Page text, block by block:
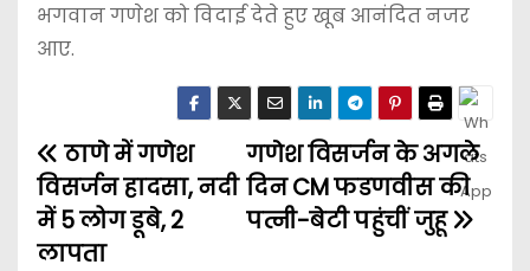
भगवान गणेश को विदाई देते हुए खूब आनंदित नजर
आए.
गणेश विसर्जन के अगले
दिन CM फडणवीस की
पत्नी-बेटी पहुंचीं जुहू
ठाणे में गणेश
विसर्जन हादसा, नदी
में 5 लोग डूबे, 2
लापता